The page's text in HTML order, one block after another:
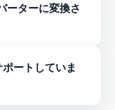
ーターに変換さ
ートしていま